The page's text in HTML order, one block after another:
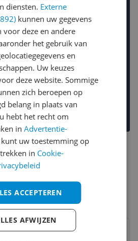
diensten. Externe
kunnen uw gegevens
voor deze en andere
het gebruik van
en
Uw keuzes
deze website. Sommige
zich beroepen op
belang in plaats van
hebt het recht om
inAdvertentie-
kunt uw toestemming op
in Cookie-
ACCEPTEREN
AFWIJZEN